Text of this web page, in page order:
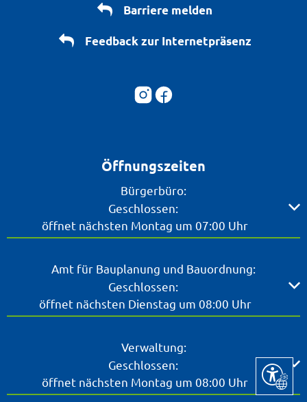
Barriere melden
Feedback zur Internetpräsenz
Öffnungszeiten
Bürgerbüro:
Klicken, um weitere Öffnungs- oder Schließzeiten
Geschlossen:
öffnet nächsten Montag um 07:00 Uhr
Amt für Bauplanung und Bauordnung:
Klicken, um weitere Öffnungs- oder Schließzeiten
Geschlossen:
öffnet nächsten Dienstag um 08:00 Uhr
Verwaltung:
Klicken, um weitere Öffnungs- oder Schließzeiten
Geschlossen:
öffnet nächsten Montag um 08:00 Uhr
Seite